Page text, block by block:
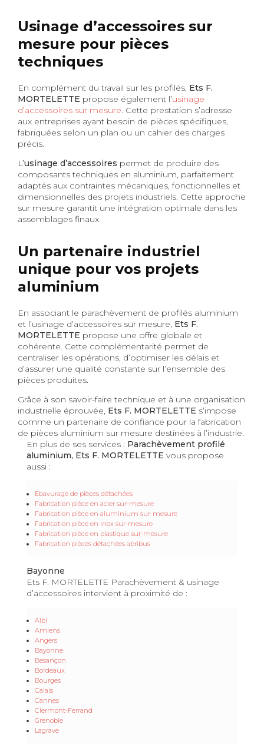
Usinage d’accessoires sur
mesure pour pièces
techniques
En complément du travail sur les profilés, Ets F.
MORTELETTE propose également l’usinage
d’accessoires sur mesure. Cette prestation s’adresse
aux entreprises ayant besoin de pièces spécifiques,
fabriquées selon un plan ou un cahier des charges
précis.
L’usinage d’accessoires permet de produire des
composants techniques en aluminium, parfaitement
adaptés aux contraintes mécaniques, fonctionnelles et
dimensionnelles des projets industriels. Cette approche
sur mesure garantit une intégration optimale dans les
assemblages finaux.
Un partenaire industriel
unique pour vos projets
aluminium
En associant le parachèvement de profilés aluminium
et l’usinage d’accessoires sur mesure, Ets F.
MORTELETTE propose une offre globale et
cohérente. Cette complémentarité permet de
centraliser les opérations, d’optimiser les délais et
d’assurer une qualité constante sur l’ensemble des
pièces produites.
Grâce à son savoir-faire technique et à une organisation
industrielle éprouvée, Ets F. MORTELETTE s’impose
comme un partenaire de confiance pour la fabrication
de pièces aluminium sur mesure destinées à l’industrie.
En plus de ses services : Parachèvement profilé
aluminium, Ets F. MORTELETTE vous propose
aussi :
Ebavurage de pièces détachées
Fabrication pièce en acier sur-mesure
Fabrication pièce en aluminium sur-mesure
Fabrication pièce en inox sur-mesure
Fabrication pièce en plastique sur-mesure
Fabrication pièces détachées abribus
Bayonne
Ets F. MORTELETTE Parachèvement & usinage
d’accessoires intervient à proximité de :
Albi
Amiens
Angers
Bayonne
Besançon
Bordeaux
Bourges
Calais
Cannes
Clermont-Ferrand
Grenoble
Lagrave